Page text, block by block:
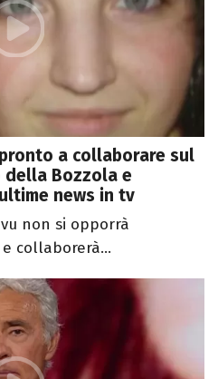
a collaborare sul
della Bozzola e
news in tv
non si opporrà
collaborerà...